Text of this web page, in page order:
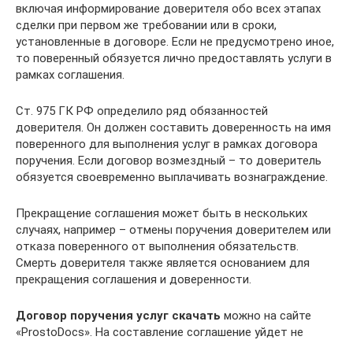
включая информирование доверителя обо всех этапах
сделки при первом же требовании или в сроки,
установленные в договоре. Если не предусмотрено иное,
то поверенный обязуется лично предоставлять услуги в
рамках соглашения.
Ст. 975 ГК РФ определило ряд обязанностей
доверителя. Он должен составить доверенность на имя
поверенного для выполнения услуг в рамках договора
поручения. Если договор возмездный – то доверитель
обязуется своевременно выплачивать вознаграждение.
Прекращение соглашения может быть в нескольких
случаях, например – отмены поручения доверителем или
отказа поверенного от выполнения обязательств.
Смерть доверителя также является основанием для
прекращения соглашения и доверенности.
Договор поручения услуг скачать можно на сайте
«ProstoDocs». На составление соглашение уйдет не